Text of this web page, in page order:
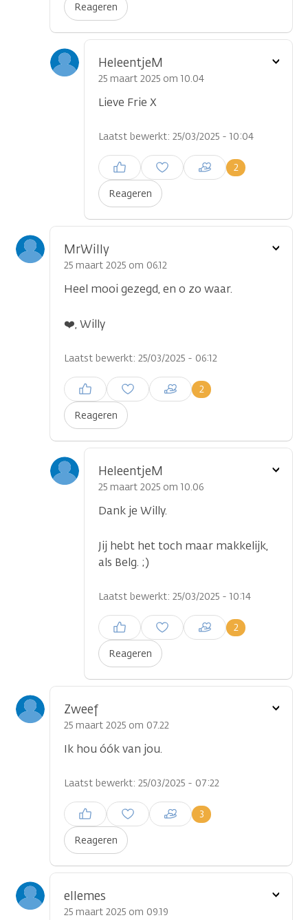
Reageren
HeleentjeM
25 maart 2025 om 10.04
Lieve Frie X
Laatst bewerkt: 25/03/2025 - 10:04
Reageren
2
Inloggen om een reactie te
plaatsen
Toon
MrWilly
25 maart 2025 om 06.12
Heel mooi gezegd, en o zo waar.
❤️, Willy
Laatst bewerkt: 25/03/2025 - 06:12
Reageren
2
Inloggen om een reactie te
plaatsen
Toon
HeleentjeM
25 maart 2025 om 10.06
Dank je Willy.
Jij hebt het toch maar makkelijk,
als Belg. ;)
Laatst bewerkt: 25/03/2025 - 10:14
Reageren
2
Inloggen om een reactie te
plaatsen
Toon
Zweef
25 maart 2025 om 07.22
Ik hou óók van jou.
Laatst bewerkt: 25/03/2025 - 07:22
Reageren
3
Inloggen om een reactie te
plaatsen
Toon
ellemes
25 maart 2025 om 09.19
Toon